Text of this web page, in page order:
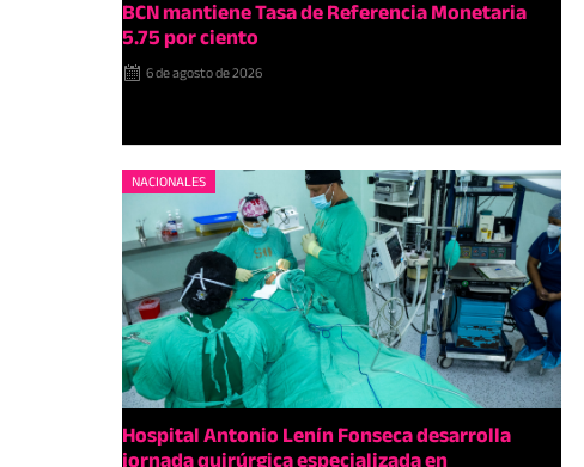
BCN mantiene Tasa de Referencia Monetaria
5.75 por ciento
6 de agosto de 2026
NACIONALES
Hospital Antonio Lenín Fonseca desarrolla